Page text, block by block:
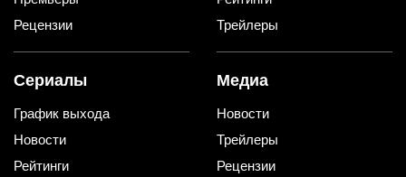
Рецензии
Трейлеры
Сериалы
График выхода
Новости
Рейтинги
Медиа
Новости
Трейлеры
Рецензии